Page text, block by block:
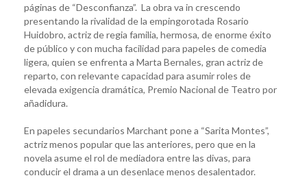
páginas de “Desconfianza”. La obra va in crescendo
presentando la rivalidad de la empingorotada Rosario
Huidobro, actriz de regia familia, hermosa, de enorme éxito
de público y con mucha facilidad para papeles de comedia
ligera, quien se enfrenta a Marta Bernales, gran actriz de
reparto, con relevante capacidad para asumir roles de
elevada exigencia dramática, Premio Nacional de Teatro por
añadidura.
En papeles secundarios Marchant pone a “Sarita Montes”,
actriz menos popular que las anteriores, pero que en la
novela asume el rol de mediadora entre las divas, para
conducir el drama a un desenlace menos desalentador.